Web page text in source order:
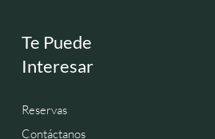
Te Puede
Interesar
Reservas
Contáctanos